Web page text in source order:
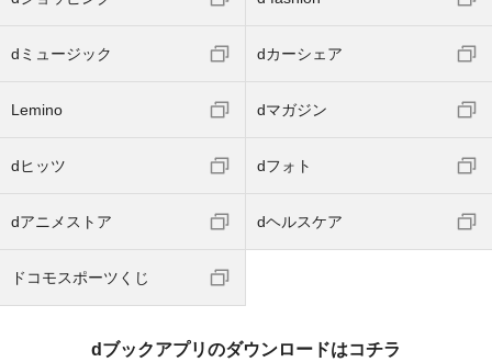
dミュージック dカーシェア
Lemino dマガジン
dヒッツ dフォト
dアニメストア dヘルスケア
ドコモスポーツくじ
dブックアプリのダウンロードはコチラ